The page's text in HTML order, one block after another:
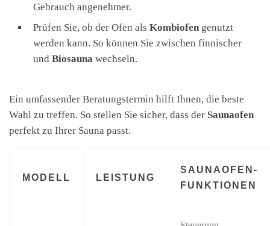
Gebrauch angenehmer.
Prüfen Sie, ob der Ofen als Kombiofen genutzt
werden kann. So können Sie zwischen finnischer
und Biosauna wechseln.
Ein umfassender Beratungstermin hilft Ihnen, die beste
Wahl zu treffen. So stellen Sie sicher, dass der Saunaofen
perfekt zu Ihrer Sauna passt.
MODELL LEISTUNG
SAUNAOFEN-
FUNKTIONEN